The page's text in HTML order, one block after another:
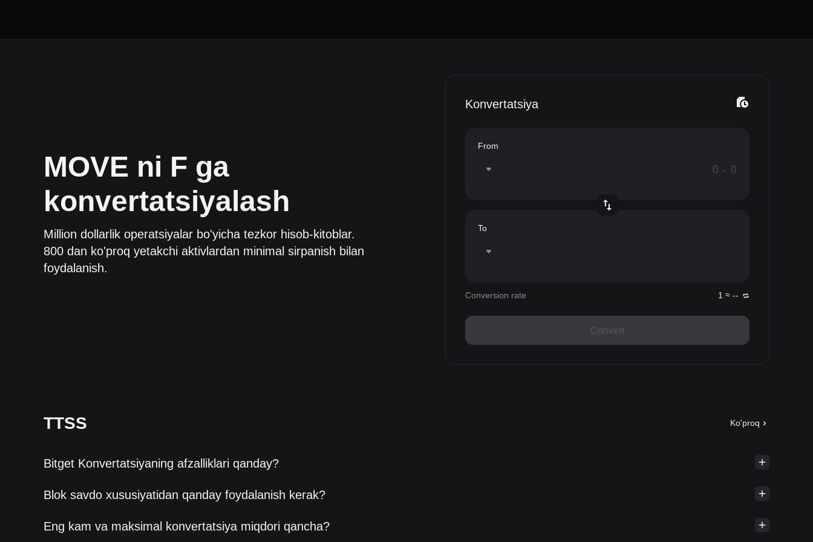
MOVE ni F ga
konvertatsiyalash
Million dollarlik operatsiyalar bo'yicha tezkor hisob-kitoblar.
800 dan ko'proq yetakchi aktivlardan minimal sirpanish bilan
foydalanish.
Konvertatsiya
From
To
Conversion rate 1 ≈ --
Convert
TTSS Ko'proq
Bitget Konvertatsiyaning afzalliklari qanday?
Blok savdo xususiyatidan qanday foydalanish kerak?
Eng kam va maksimal konvertatsiya miqdori qancha?